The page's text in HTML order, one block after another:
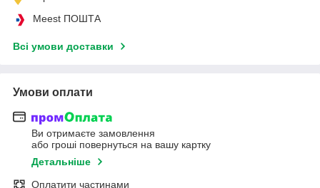
Meest ПОШТА
Всі умови доставки
Умови оплати
Ви отримаєте замовлення
або гроші повернуться на вашу картку
Детальніше
Оплатити частинами